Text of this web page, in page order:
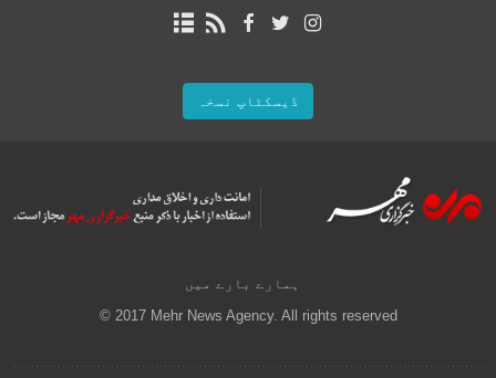
ڈیسکٹاپ نسخہ
ہمارے بارے میں
© 2017 Mehr News Agency. All rights reserved